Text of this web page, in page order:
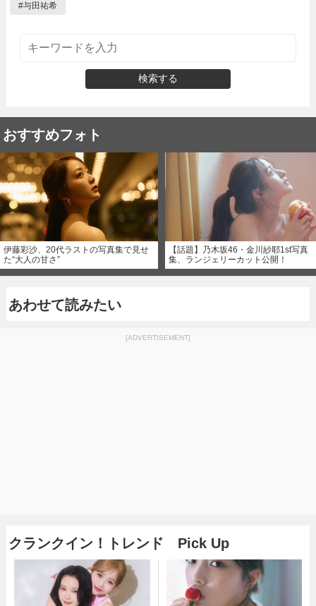
#与田祐希
検索する
おすすめフォト
伊藤彩沙、20代ラストの写真集で見せ
た“大人の甘さ”
【話題】乃木坂46・金川紗耶1st写真
集、ランジェリーカット公開！
あわせて読みたい
[ADVERTISEMENT]
クランクイン！トレンド Pick Up